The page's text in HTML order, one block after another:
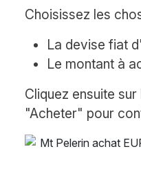
Choisissez les
La devise fiat
Le montant à
Cliquez ensuite
"Acheter" pour